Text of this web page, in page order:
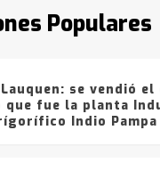
Populares
detenidos por
de
del sábado
se vendió
que fue la planta
Indio Pampa